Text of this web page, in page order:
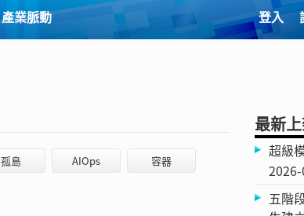
產業脈動 登入
孤島 AIOps 容器
最新
超級
五階